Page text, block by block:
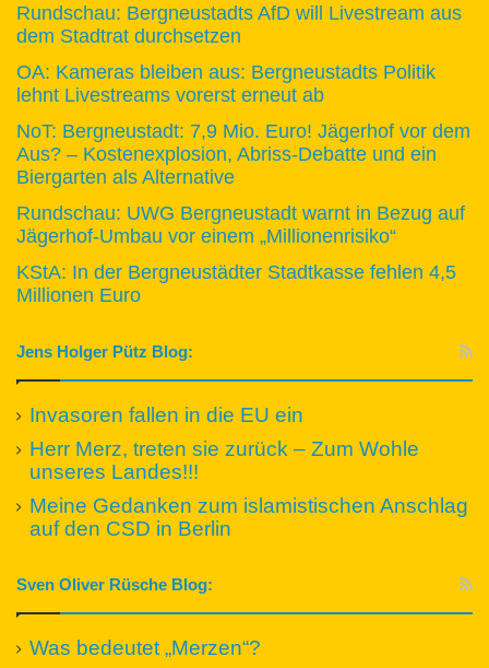
Rundschau: Bergneustadts AfD will Livestream aus
dem Stadtrat durchsetzen
OA: Kameras bleiben aus: Bergneustadts Politik
lehnt Livestreams vorerst erneut ab
NoT: Bergneustadt: 7,9 Mio. Euro! Jägerhof vor dem
Aus? – Kostenexplosion, Abriss-Debatte und ein
Biergarten als Alternative
Rundschau: UWG Bergneustadt warnt in Bezug auf
Jägerhof-Umbau vor einem „Millionenrisiko“
KStA: In der Bergneustädter Stadtkasse fehlen 4,5
Millionen Euro
Jens Holger Pütz Blog:
Invasoren fallen in die EU ein
Herr Merz, treten sie zurück – Zum Wohle
unseres Landes!!!
Meine Gedanken zum islamistischen Anschlag
auf den CSD in Berlin
Sven Oliver Rüsche Blog:
Was bedeutet „Merzen“?